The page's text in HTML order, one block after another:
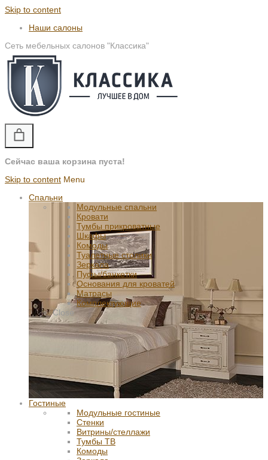
Skip to content
Наши салоны
Сеть мебельных салонов "Классика"
Сейчас ваша корзина пуста!
Skip to content Menu
Спальни
Модульные спальни
Кровати
Тумбы прикроватные
Шкафы
Комоды
Туалетные столики
Зеркала
Пуфы/банкетки
Основания для кроватей
Матрасы
Комплектующие
Close
Гостиные
Модульные гостиные
Стенки
Витрины/стеллажи
Тумбы ТВ
Комоды